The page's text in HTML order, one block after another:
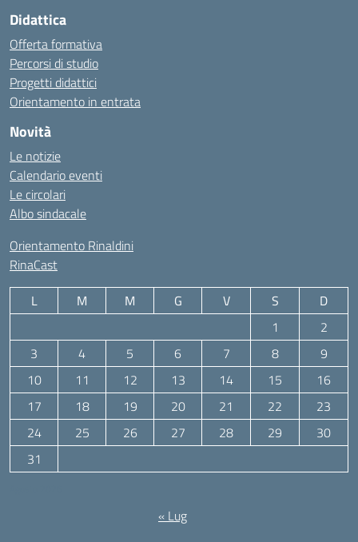
Didattica
Offerta formativa
Percorsi di studio
Progetti didattici
Orientamento in entrata
Novità
Le notizie
Calendario eventi
Le circolari
Albo sindacale
Orientamento Rinaldini
RinaCast
L M M G V S
D
1
2
3
4 5 6 7 8
9
10
11 12 13 14 15
16
17
18 19 20 21 22
23
24
25 26 27 28 29
30
31
« Lug